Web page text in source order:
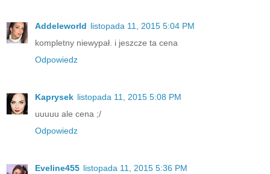
Addeleworld listopada 11, 2015 5:04 PM
kompletny niewypał. i jeszcze ta cena
Odpowiedz
Kaprysek listopada 11, 2015 5:08 PM
uuuuu ale cena ;/
Odpowiedz
Eveline455 listopada 11, 2015 5:36 PM